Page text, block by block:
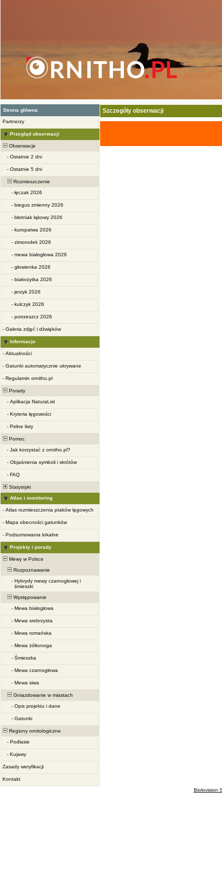
Strona główna
Partnerzy
Przegląd obserwacji
Obserwacje
- Ostatnie 2 dni
- Ostatnie 5 dni
Rozmieszczenie
- łęczak 2026
- biegus zmienny 2026
- błotniak łąkowy 2026
- kuropatwa 2026
- zimorodek 2026
- mewa białogłowa 2026
- głowienka 2026
- białorzytka 2026
- jerzyk 2026
- kulczyk 2026
- potrzeszcz 2026
- Galeria zdjęć i dźwięków
Informacje
- Aktualności
- Gatunki automatycznie ukrywane
- Regulamin ornitho.pl
Porady
- Aplikacja NaturaList
- Kryteria lęgowości
- Pełne listy
Pomoc
- Jak korzystać z ornitho.pl?
- Objaśnienia symboli i skrótów
- FAQ
Statystyki
Atlas i monitoring
- Atlas rozmieszczenia ptaków lęgowych
- Mapa obecności gatunków
- Podsumowania lokalne
Projekty i porady
Mewy w Polsce
Rozpoznawanie
- Hybrydy mewy czarnogłowej i
śmieszki
Występowanie
- Mewa białogłowa
- Mewa srebrzysta
- Mewa romańska
- Mewa żółtonoga
- Śmieszka
- Mewa czarnogłowa
- Mewa siwa
Gniazdowanie w miastach
- Opis projektu i dane
- Gatunki
Regiony ornitologiczne
- Podlasie
- Kujawy
Zasady weryfikacji
Kontakt
Szczegóły obserwacji
Biolovision